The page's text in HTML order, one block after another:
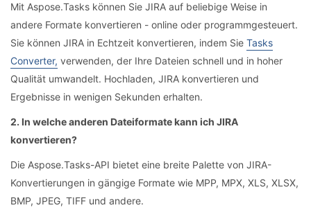
Mit Aspose.Tasks können Sie JIRA auf beliebige Weise in
andere Formate konvertieren - online oder programmgesteuert.
Sie können JIRA in Echtzeit konvertieren, indem Sie Tasks
Converter, verwenden, der Ihre Dateien schnell und in hoher
Qualität umwandelt. Hochladen, JIRA konvertieren und
Ergebnisse in wenigen Sekunden erhalten.
2. In welche anderen Dateiformate kann ich JIRA
konvertieren?
Die Aspose.Tasks-API bietet eine breite Palette von JIRA-
Konvertierungen in gängige Formate wie MPP, MPX, XLS, XLSX,
BMP, JPEG, TIFF und andere.